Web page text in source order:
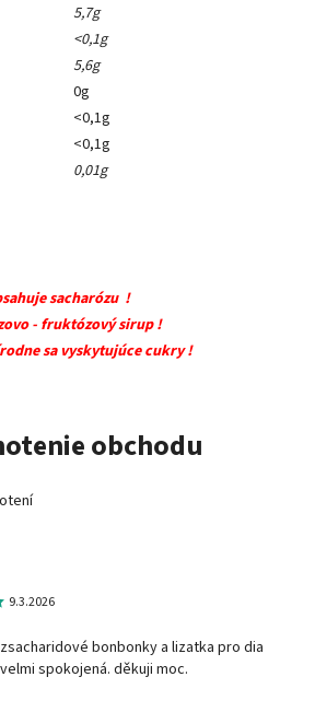
5,7g
<0,1g
5,6g
0g
<0,1g
<0,1g
0,01g
sacharózu !
- fruktózový sirup !
sa vyskytujúce cukry !
obchodu
9.3.2026
bonbonky a lizatka pro dia
spokojená. děkuji moc.